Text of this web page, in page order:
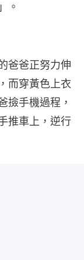
。
爸爸正努力伸
而穿黃色上衣
撿手機過程，
推車上，逆行